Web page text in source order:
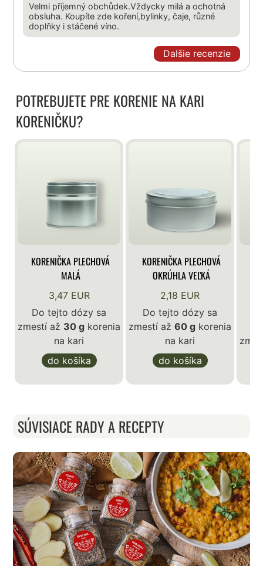
Velmi příjemný obchůdek.Vždycky milá a ochotná
obsluha. Koupíte zde koření,bylinky, čaje, různé
doplňky i stáčené víno.
Dalšie recenzie
POTREBUJETE PRE KORENIE NA KARI
KORENIČKU?
KORENIČKA PLECHOVÁ
MALÁ
3,47 EUR
Do tejto dózy sa
zmestí až 30 g korenia
na kari
do košíka
KORENIČKA PLECHOVÁ
OKRÚHLA VEĽKÁ
2,18 EUR
Do tejto dózy sa
zmestí až60 g korenia
na kari
do košíka
SÚVISIACE RADY A RECEPTY